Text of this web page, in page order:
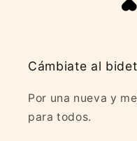
Cámbiate al bidet
Por una nueva y
para todos.